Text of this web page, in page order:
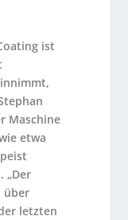
ist
Maschine
etwa
„Der
über
letzten